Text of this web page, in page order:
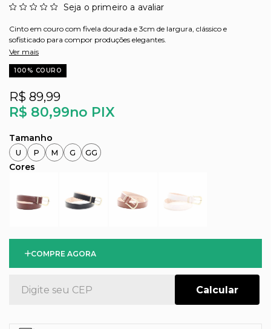
Seja o primeiro a avaliar
Cinto em couro com fivela dourada e 3cm de largura, clássico e
sofisticado para compor produções elegantes.
Ver mais
100% COURO
R$ 80,99no PIX
R$ 89,99
U P M G GG
COMPRE AGORA